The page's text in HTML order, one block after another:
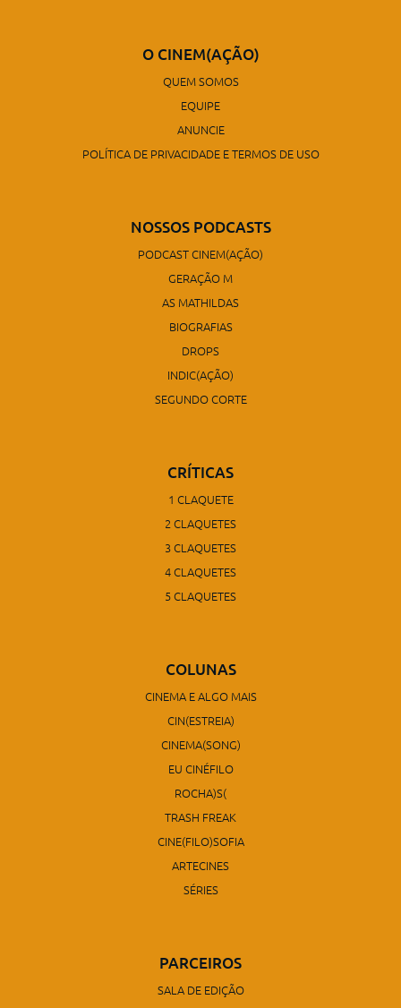
O CINEM(AÇÃO)
QUEM SOMOS
EQUIPE
ANUNCIE
POLÍTICA DE PRIVACIDADE E TERMOS DE USO
NOSSOS PODCASTS
PODCAST CINEM(AÇÃO)
GERAÇÃO M
AS MATHILDAS
BIOGRAFIAS
DROPS
INDIC(AÇÃO)
SEGUNDO CORTE
CRÍTICAS
1 CLAQUETE
2 CLAQUETES
3 CLAQUETES
4 CLAQUETES
5 CLAQUETES
COLUNAS
CINEMA E ALGO MAIS
CIN(ESTREIA)
CINEMA(SONG)
EU CINÉFILO
ROCHA)S(
TRASH FREAK
CINE(FILO)SOFIA
ARTECINES
SÉRIES
PARCEIROS
SALA DE EDIÇÃO